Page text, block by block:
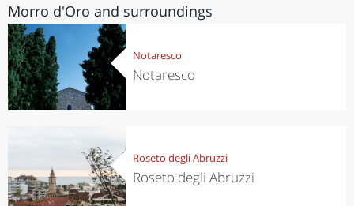
Morro d'Oro and surroundings
Notaresco
Notaresco
Roseto degli Abruzzi
Roseto degli Abruzzi